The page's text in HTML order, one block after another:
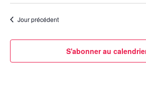
Jour précédent
S'abonner au